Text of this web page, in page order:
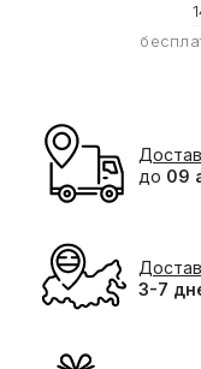
до 09
3-7